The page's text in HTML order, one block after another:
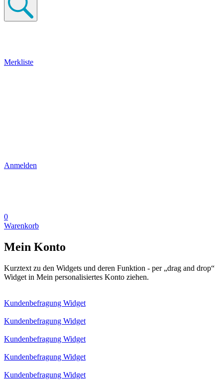
Merkliste
Anmelden
0
Warenkorb
Mein Konto
Kurztext zu den Widgets und deren Funktion - per „drag and drop“
Widget in Mein personalisiertes Konto ziehen.
Kundenbefragung Widget
Kundenbefragung Widget
Kundenbefragung Widget
Kundenbefragung Widget
Kundenbefragung Widget